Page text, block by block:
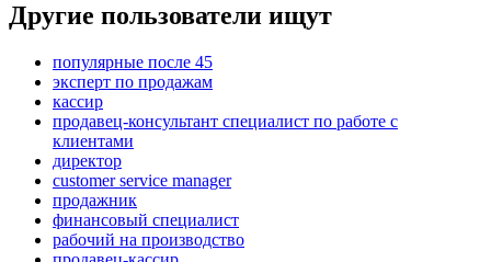
Другие пользователи ищут
популярные после 45
эксперт по продажам
кассир
продавец-консультант специалист по работе с
клиентами
директор
customer service manager
продажник
финансовый специалист
рабочий на производство